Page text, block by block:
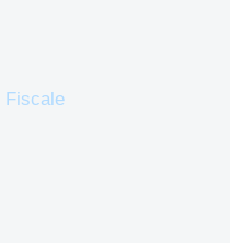
Fiscale